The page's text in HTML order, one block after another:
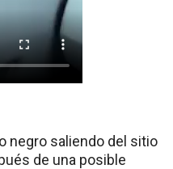
negro saliendo del sitio
de una posible